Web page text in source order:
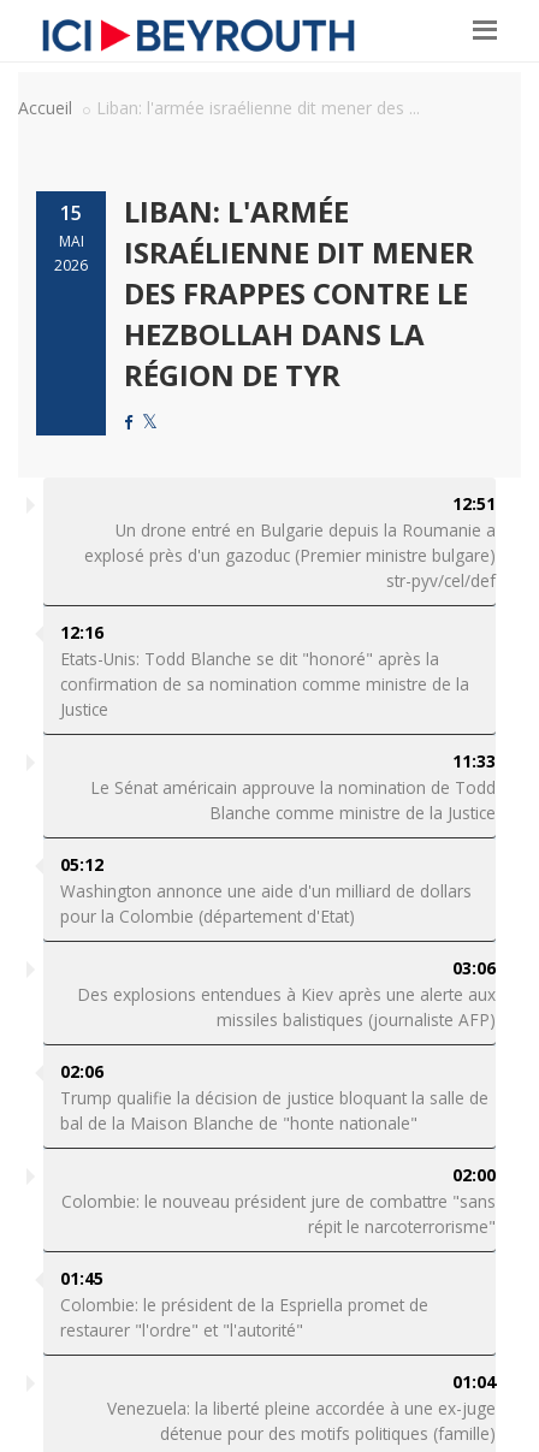
Accueil Liban: l'armée israélienne dit mener des ...
15
MAI
2026
LIBAN: L'ARMÉE
ISRAÉLIENNE DIT MENER
DES FRAPPES CONTRE LE
HEZBOLLAH DANS LA
RÉGION DE TYR
12:51
Un drone entré en Bulgarie depuis la Roumanie a
explosé près d'un gazoduc (Premier ministre bulgare)
str-pyv/cel/def
12:16
Etats-Unis: Todd Blanche se dit "honoré" après la
confirmation de sa nomination comme ministre de la
Justice
11:33
Le Sénat américain approuve la nomination de Todd
Blanche comme ministre de la Justice
05:12
Washington annonce une aide d'un milliard de dollars
pour la Colombie (département d'Etat)
03:06
Des explosions entendues à Kiev après une alerte aux
missiles balistiques (journaliste AFP)
02:06
Trump qualifie la décision de justice bloquant la salle de
bal de la Maison Blanche de "honte nationale"
02:00
Colombie: le nouveau président jure de combattre "sans
répit le narcoterrorisme"
01:45
Colombie: le président de la Espriella promet de
restaurer "l'ordre" et "l'autorité"
01:04
Venezuela: la liberté pleine accordée à une ex-juge
détenue pour des motifs politiques (famille)